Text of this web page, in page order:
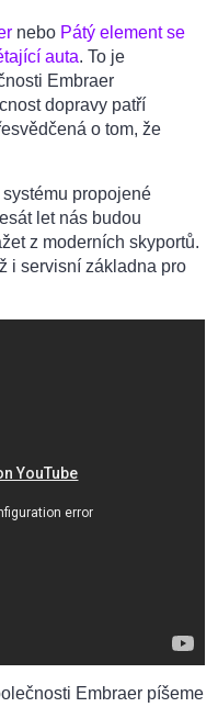
nebo Pátý element se
auta. To je
Embraer
dopravy patří
o tom, že
propojené
let nás budou
z moderních skyportů.
i servisní základna pro
Embraer píšeme